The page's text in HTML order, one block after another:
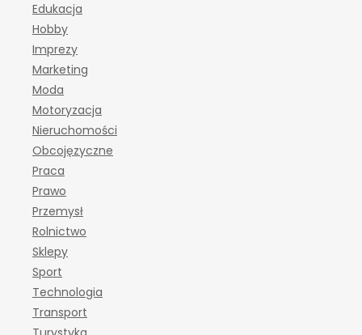
Edukacja
Hobby
Imprezy
Marketing
Moda
Motoryzacja
Nieruchomości
Obcojęzyczne
Praca
Prawo
Przemysł
Rolnictwo
Sklepy
Sport
Technologia
Transport